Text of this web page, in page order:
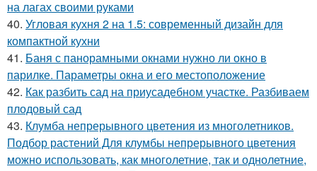
на лагах своими руками
40. Угловая кухня 2 на 1.5: современный дизайн для
компактной кухни
41. Баня с панорамными окнами нужно ли окно в
парилке. Параметры окна и его местоположение
42. Как разбить сад на приусадебном участке. Разбиваем
плодовый сад
43. Клумба непрерывного цветения из многолетников.
Подбор растений Для клумбы непрерывного цветения
можно использовать, как многолетние, так и однолетние,